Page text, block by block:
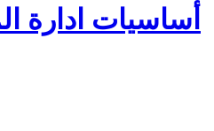
أساسيات ادارة